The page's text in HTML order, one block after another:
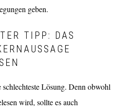
geben.
TIPP: DAS
Lösung. Denn obwohl
wird, sollte es auch